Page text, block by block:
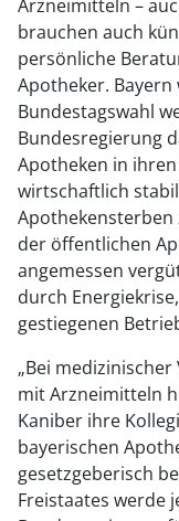
Arzneimitteln –
brauchen auch
persönliche
Apotheker.
Bundestagswahl
Bundesregierung
Apotheken in
wirtschaftlich
Apothekensterben
der öffentlichen
angemessen
durch
gestiegenen
„Bei
mit Arzneimitteln
Kaniber ihre
bayerischen
gesetzgeberisch
Freistaates werde